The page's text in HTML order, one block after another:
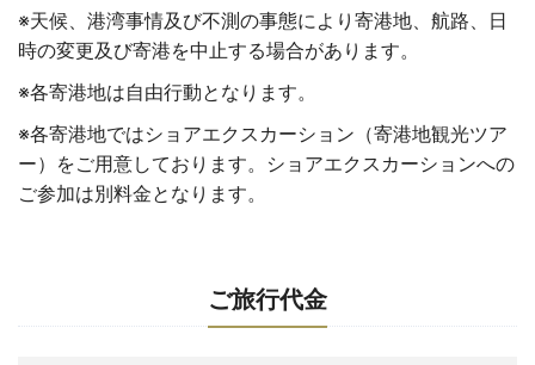
※天候、港湾事情及び不測の事態により寄港地、航路、日
時の変更及び寄港を中止する場合があります。
※各寄港地は自由行動となります。
※各寄港地ではショアエクスカーション（寄港地観光ツア
ー）をご用意しております。ショアエクスカーションへの
ご参加は別料金となります。
ご旅行代金